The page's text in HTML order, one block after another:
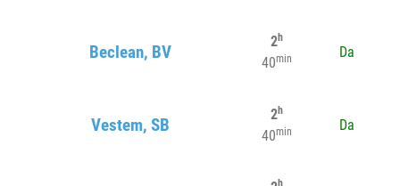
Beclean, BV
2h
40min Da
Vestem, SB
2h
40min Da